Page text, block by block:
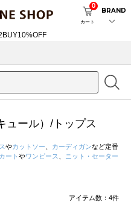
カート
0
BRAND
ュール）/トップス
やカットソー カーディガンなど定番
ート やワンピース
ニット・セーター
アイテム数： 4件